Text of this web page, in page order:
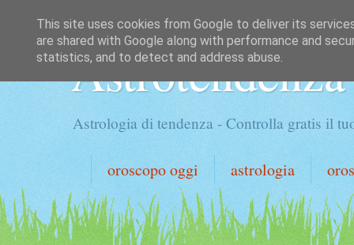
Astrotendenza
Astrologia di tendenza - Controlla gratis il
oroscopo oggi astrologia
This site uses cookies from Google to deliver its
are shared with Google along with performance and
statistics, and to detect and address abuse.